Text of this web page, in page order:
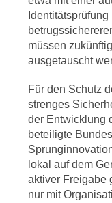
müssen
ausgetauscht
Für den Schutz
strenges
der Entwicklung
beteiligte
lokal auf dem
aktiver Freigabe
nur mit